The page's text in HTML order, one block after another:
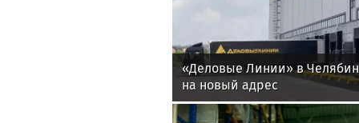
«Деловые Линии» в
на новый адрес